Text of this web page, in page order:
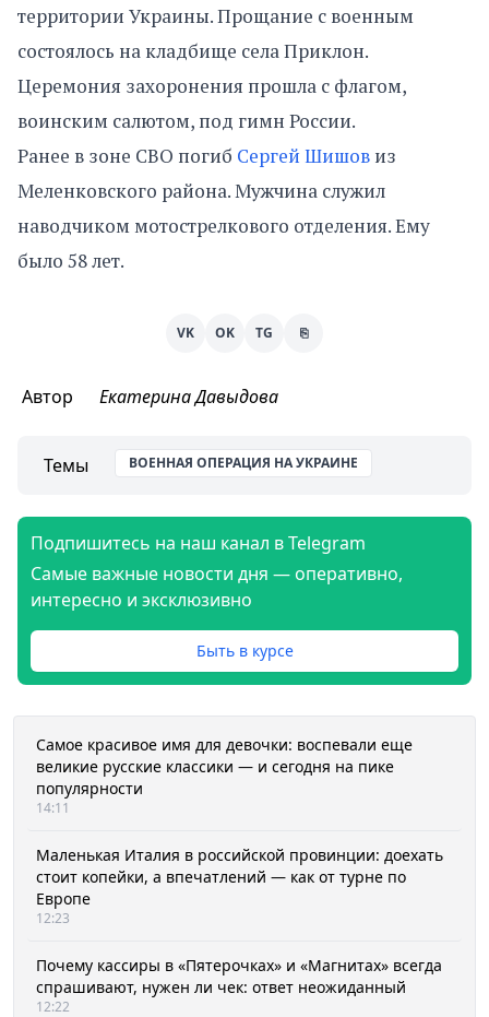
территории Украины. Прощание с военным
состоялось на кладбище села Приклон.
Церемония захоронения прошла с флагом,
воинским салютом, под гимн России.
Ранее в зоне СВО погиб Сергей Шишов из
Меленковского района. Мужчина служил
наводчиком мотострелкового отделения. Ему
было 58 лет.
VK OK TG ⎘
Автор Екатерина Давыдова
Темы ВОЕННАЯ ОПЕРАЦИЯ НА УКРАИНЕ
Подпишитесь на наш канал в Telegram
Самые важные новости дня — оперативно,
интересно и эксклюзивно
Быть в курсе
Самое красивое имя для девочки: воспевали еще
великие русские классики — и сегодня на пике
популярности
14:11
Маленькая Италия в российской провинции: доехать
стоит копейки, а впечатлений — как от турне по
Европе
12:23
Почему кассиры в «Пятерочках» и «Магнитах» всегда
спрашивают, нужен ли чек: ответ неожиданный
12:22